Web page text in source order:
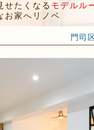
せたくなる モデルル
お家へリノベ
門司